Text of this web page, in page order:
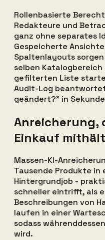
Rollenbasierte
Redakteure und
ganz ohne separates
Gespeicherte
Spaltenlayouts
selben
gefilterten Liste
Audit-Log beantwortet
geändert?" in
Anreicherung,
Einkauf mithält
Massen-KI-
Tausende Produkte in
Hintergrundjob -
schneller eintrifft, als
Beschreibungen von
laufen in einer
sodass
wird.